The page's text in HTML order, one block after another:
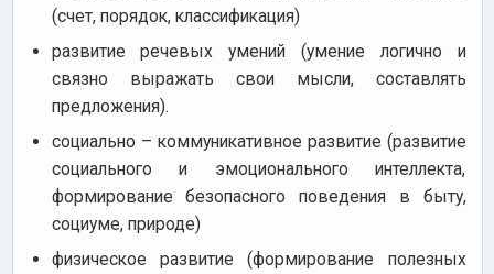
(счет, порядок, классификация)
развитие речевых умений (умение логично и
связно выражать свои мысли, составлять
предложения).
социально – коммуникативное развитие (развитие
социального и эмоционального интеллекта,
формирование безопасного поведения в быту,
социуме, природе)
физическое развитие (формирование полезных